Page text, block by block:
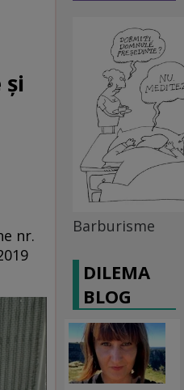
și
nr.
Barburisme
DILEMA
BLOG